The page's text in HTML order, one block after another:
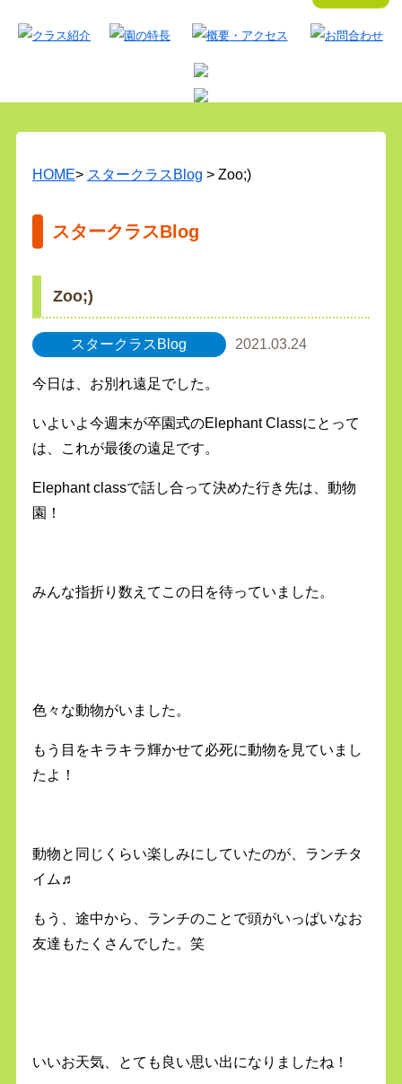
HOME> スタークラスBlog > Zoo;)
スタークラスBlog
Zoo;)
スタークラスBlog 2021.03.24
今日は、お別れ遠足でした。
いよいよ今週末が卒園式のElephant Classにとって
は、これが最後の遠足です。
Elephant classで話し合って決めた行き先は、動物
園！
みんな指折り数えてこの日を待っていました。
色々な動物がいました。
もう目をキラキラ輝かせて必死に動物を見ていまし
たよ！
動物と同じくらい楽しみにしていたのが、ランチタ
イム♬
もう、途中から、ランチのことで頭がいっぱいなお
友達もたくさんでした。笑
いいお天気、とても良い思い出になりましたね！